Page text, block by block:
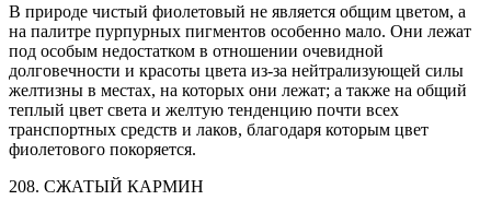
В природе чистый фиолетовый не является общим цветом, а
на палитре пурпурных пигментов особенно мало. Они лежат
под особым недостатком в отношении очевидной
долговечности и красоты цвета из-за нейтрализующей силы
желтизны в местах, на которых они лежат; а также на общий
теплый цвет света и желтую тенденцию почти всех
транспортных средств и лаков, благодаря которым цвет
фиолетового покоряется.
208. СЖАТЫЙ КАРМИН